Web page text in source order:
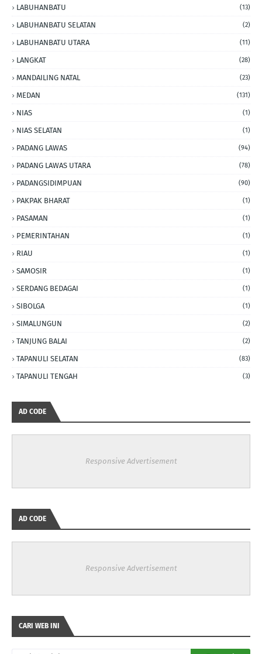
LABUHANBATU (13)
LABUHANBATU SELATAN (2)
LABUHANBATU UTARA (11)
LANGKAT (28)
MANDAILING NATAL (23)
MEDAN (131)
NIAS (1)
NIAS SELATAN (1)
PADANG LAWAS (94)
PADANG LAWAS UTARA (78)
PADANGSIDIMPUAN (90)
PAKPAK BHARAT (1)
PASAMAN (1)
PEMERINTAHAN (1)
RIAU (1)
SAMOSIR (1)
SERDANG BEDAGAI (1)
SIBOLGA (1)
SIMALUNGUN (2)
TANJUNG BALAI (2)
TAPANULI SELATAN (83)
TAPANULI TENGAH (3)
AD CODE
Responsive Advertisement
AD CODE
Responsive Advertisement
CARI WEB INI